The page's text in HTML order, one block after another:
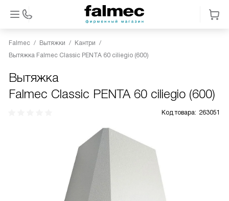
Falmec Вытяжки
Кантри
Вытяжка Falmec Classic PENTA 60 ciliegio (600)
Вытяжка
Falmec Classic PENTA 60 ciliegio (600)
Код товара: 263051